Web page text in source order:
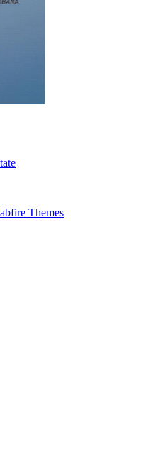
Themes